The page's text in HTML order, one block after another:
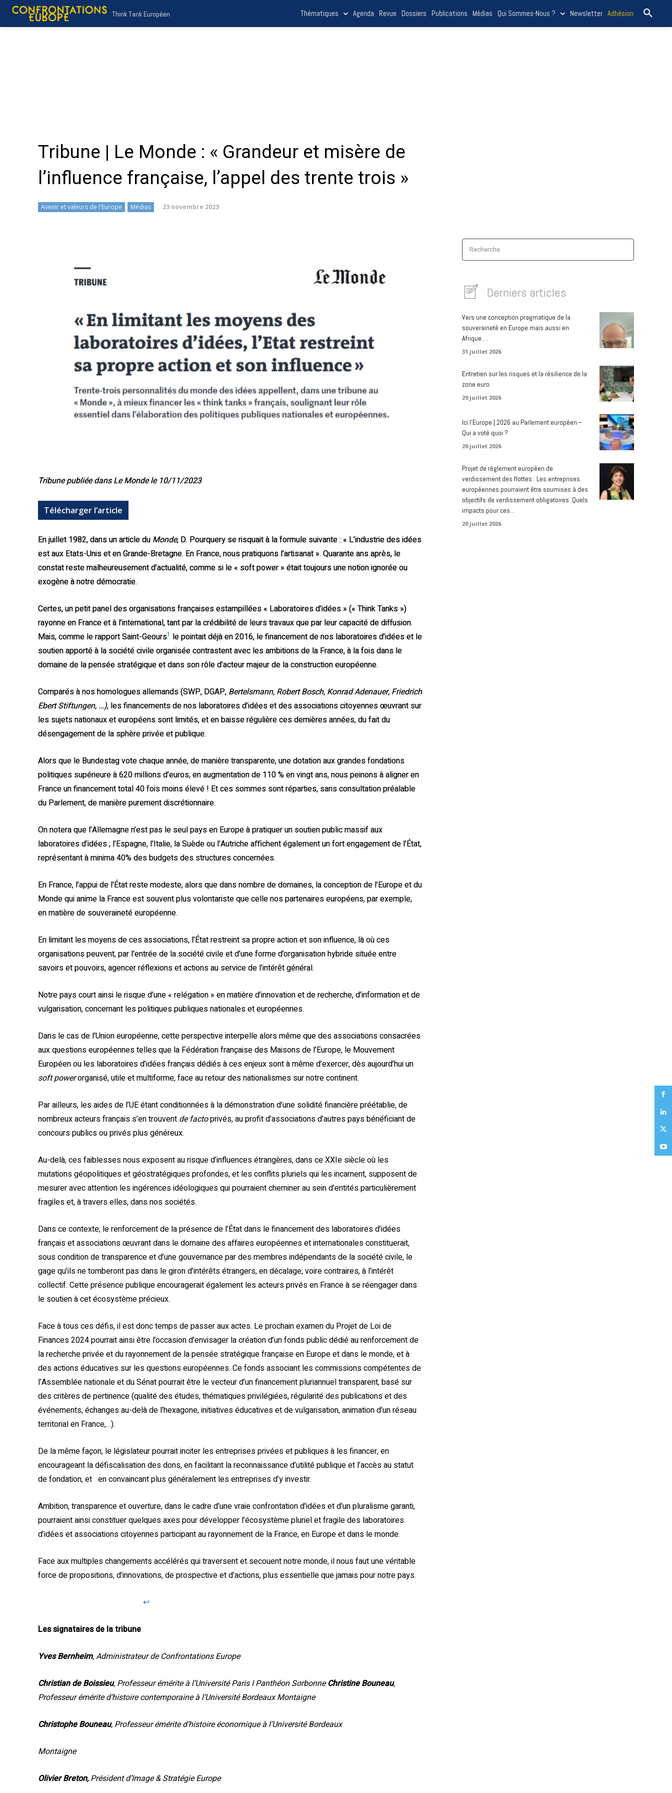
Think Tank Européen Thématiques Agenda Revue Dossiers Publications Médias Qui Sommes-Nous ? Newsletter Adhésion
Tribune | Le Monde : « Grandeur et misère de
l’influence française, l’appel des trente trois »
Avenir et valeurs de l'Europe Médias 23 novembre 2023
Tribune publiée dans Le Monde le 10/11/2023
Télécharger l’article
En juillet 1982, dans un article du Monde, D. Pourquery se risquait à la formule suivante : « L’industrie des idées
est aux Etats-Unis et en Grande-Bretagne. En France, nous pratiquons l’artisanat ». Quarante ans après, le
constat reste malheureusement d’actualité, comme si le « soft power » était toujours une notion ignorée ou
exogène à notre démocratie.
Certes, un petit panel des organisations françaises estampillées « Laboratoires d’idées » (« Think Tanks »)
rayonne en France et à l’international, tant par la crédibilité de leurs travaux que par leur capacité de diffusion.
Mais, comme le rapport Saint-Geours1 le pointait déjà en 2016, le financement de nos laboratoires d’idées et le
soutien apporté à la société civile organisée contrastent avec les ambitions de la France, à la fois dans le
domaine de la pensée stratégique et dans son rôle d’acteur majeur de la construction européenne.
Comparés à nos homologues allemands (SWP, DGAP, Bertelsmann, Robert Bosch, Konrad Adenauer, Friedrich
Ebert Stiftungen, …), les financements de nos laboratoires d’idées et des associations citoyennes œuvrant sur
les sujets nationaux et européens sont limités, et en baisse régulière ces dernières années, du fait du
désengagement de la sphère privée et publique.
Alors que le Bundestag vote chaque année, de manière transparente, une dotation aux grandes fondations
politiques supérieure à 620 millions d’euros, en augmentation de 110 % en vingt ans, nous peinons à aligner en
France un financement total 40 fois moins élevé ! Et ces sommes sont réparties, sans consultation préalable
du Parlement, de manière purement discrétionnaire.
On notera que l’Allemagne n’est pas le seul pays en Europe à pratiquer un soutien public massif aux
laboratoires d’idées ; l’Espagne, l’Italie, la Suède ou l’Autriche aﬃchent également un fort engagement de l’État,
représentant à minima 40% des budgets des structures concernées.
En France, l’appui de l’État reste modeste, alors que dans nombre de domaines, la conception de l’Europe et du
Monde qui anime la France est souvent plus volontariste que celle nos partenaires européens, par exemple,
en matière de souveraineté européenne.
En limitant les moyens de ces associations, l’État restreint sa propre action et son influence, là où ces
organisations peuvent, par l’entrée de la société civile et d’une forme d’organisation hybride située entre
savoirs et pouvoirs, agencer réflexions et actions au service de l’intérêt général.
Notre pays court ainsi le risque d’une « relégation » en matière d’innovation et de recherche, d’information et de
vulgarisation, concernant les politiques publiques nationales et européennes.
Dans le cas de l’Union européenne, cette perspective interpelle alors même que des associations consacrées
aux questions européennes telles que la Fédération française des Maisons de l’Europe, le Mouvement
Européen ou les laboratoires d’idées français dédiés à ces enjeux sont à même d’exercer, dès aujourd’hui un
soft powerorganisé, utile et multiforme, face au retour des nationalismes sur notre continent.
Par ailleurs, les aides de l’UE étant conditionnées à la démonstration d’une solidité financière préétablie, de
nombreux acteurs français s’en trouvent de factoprivés, au profit d’associations d’autres pays bénéficiant de
concours publics ou privés plus généreux.
Au-delà, ces faiblesses nous exposent au risque d’influences étrangères, dans ce XXIe siècle où les
mutations géopolitiques et géostratégiques profondes, et les conflits pluriels qui les incarnent, supposent de
mesurer avec attention les ingérences idéologiques qui pourraient cheminer au sein d’entités particulièrement
fragiles et, à travers elles, dans nos sociétés.
Dans ce contexte, le renforcement de la présence de l’État dans le financement des laboratoires d’idées
français et associations œuvrant dans le domaine des affaires européennes et internationales constituerait,
sous condition de transparence et d’une gouvernance par des membres indépendants de la société civile, le
gage qu’ils ne tomberont pas dans le giron d’intérêts étrangers, en décalage, voire contraires, à l’intérêt
collectif. Cette présence publique encouragerait également les acteurs privés en France à se réengager dans
le soutien à cet écosystème précieux.
Face à tous ces défis, il est donc temps de passer aux actes. Le prochain examen du Projet de Loi de
Finances 2024 pourrait ainsi être l’occasion d’envisager la création d’un fonds public dédié au renforcement de
la recherche privée et du rayonnement de la pensée stratégique française en Europe et dans le monde, et à
des actions éducatives sur les questions européennes. Ce fonds associant les commissions compétentes de
l’Assemblée nationale et du Sénat pourrait être le vecteur d’un financement pluriannuel transparent, basé sur
des critères de pertinence (qualité des études, thématiques privilégiées, régularité des publications et des
événements, échanges au-delà de l’hexagone, initiatives éducatives et de vulgarisation, animation d’un réseau
territorial en France,…).
De la même façon, le législateur pourrait inciter les entreprises privées et publiques à les financer, en
encourageant la défiscalisation des dons, en facilitant la reconnaissance d’utilité publique et l’accès au statut
de fondation, et en convaincant plus généralement les entreprises d’y investir.
Ambition, transparence et ouverture, dans le cadre d’une vraie confrontation d’idées et d’un pluralisme garanti,
pourraient ainsi constituer quelques axes pour développer l’écosystème pluriel et fragile des laboratoires
d’idées et associations citoyennes participant au rayonnement de la France, en Europe et dans le monde.
Face aux multiples changements accélérés qui traversent et secouent notre monde, il nous faut une véritable
force de propositions, d’innovations, de prospective et d’actions, plus essentielle que jamais pour notre pays.
↩︎
Les signataires de la tribune
Yves Bernheim, Administrateur de Confrontations Europe
Christian de Boissieu, Professeur émérite à l’Université Paris I Panthéon SorbonneChristine Bouneau,
Professeur émérite d’histoire contemporaine à l’Université Bordeaux Montaigne
Christophe Bouneau, Professeur émérite d’histoire économique à l’Université Bordeaux
Montaigne
Olivier Breton,Président d’Image & Stratégie Europe
Recherche
Derniers articles
Vers une conception pragmatique de la
souveraineté en Europe mais aussi en
Afrique …
31 juillet 2026
Entretien sur les risques et la résilience de la
zone euro
29 juillet 2026
Ici l’Europe | 2026 au Parlement européen –
Qui a voté quoi ?
20 juillet 2026
Projet de règlement européen de
verdissement des flottes : Les entreprises
européennes pourraient être soumises à des
objectifs de verdissement obligatoires. Quels
impacts pour ces...
20 juillet 2026